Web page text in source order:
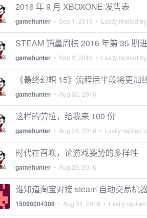
2016 年 9 月 XBOXONE 发售表
gamehunter • Sep 1, 2016 • Lastly replied by
STEAM 销量周榜 2016 年第 35 期
gamehunter • Sep 2, 2016 • Lastly replied by
《最终幻想 15》流程后半段将更加
gamehunter • Aug 30, 2016
这样的劳拉，给我来 100 份
gamehunter • Aug 28, 2016 • Lastly replied
时代在召唤，论游戏姿势的多样性
gamehunter • Aug 25, 2016
谁知道淘宝对接 steam 自动交易机
15098004308 • Aug 24, 2016 • Lastly